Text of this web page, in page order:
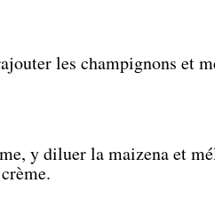
les champignons et
y diluer la maizena et